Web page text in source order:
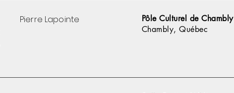
Pierre Lapointe
Pôle Culturel de Chambly
Chambly, Québec